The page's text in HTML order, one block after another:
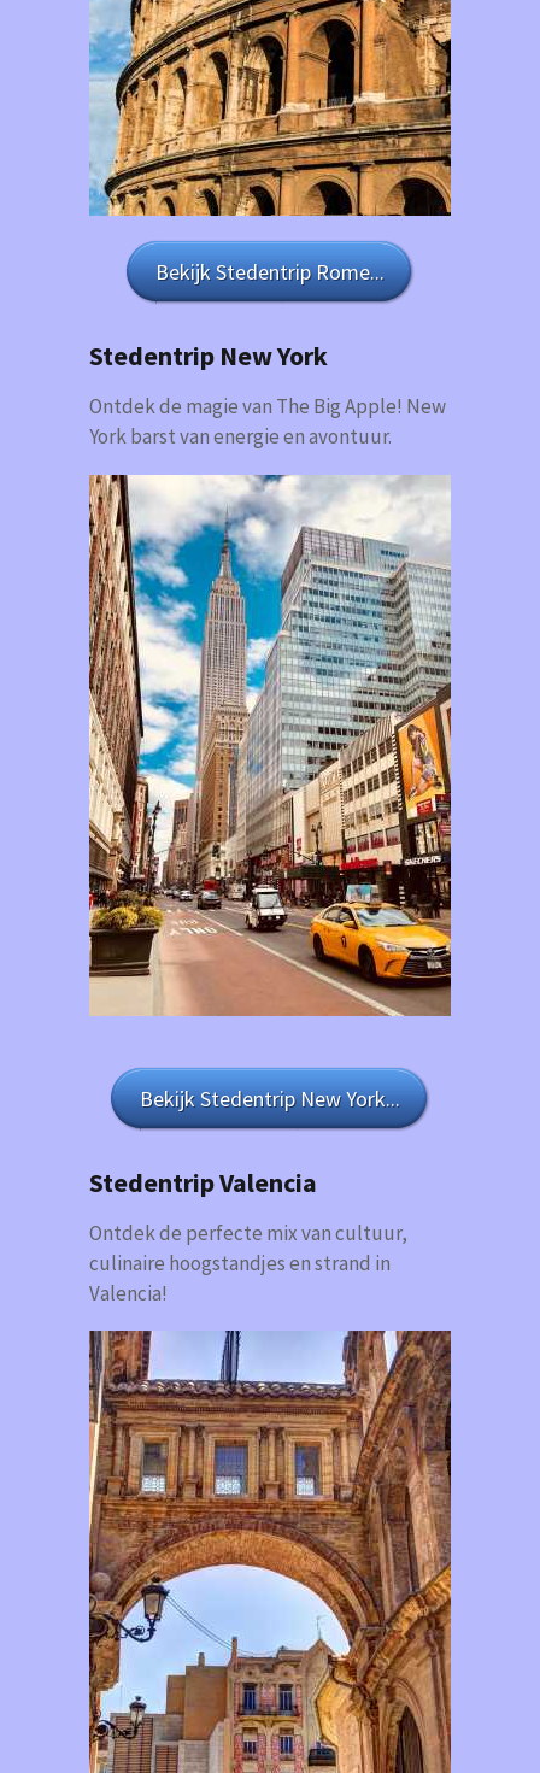
Bekijk Stedentrip Rome...
Stedentrip New York
Ontdek de magie van The Big Apple! New
York barst van energie en avontuur.
Bekijk Stedentrip New York...
Stedentrip Valencia
Ontdek de perfecte mix van cultuur,
culinaire hoogstandjes en strand in
Valencia!